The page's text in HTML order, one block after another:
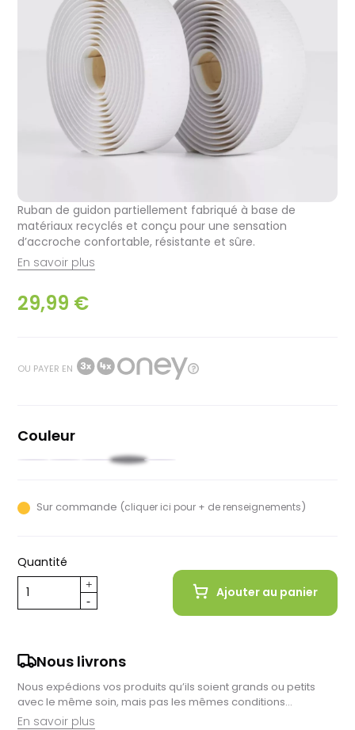
Ruban de guidon partiellement fabriqué à base de
matériaux recyclés et conçu pour une sensation
d’accroche confortable, résistante et sûre.
En savoir plus
29,99 €
OU PAYER EN
Couleur
BlancBleu
Sur commande (cliquer ici pour + de renseignements)
Quantité
Ajouter au panier
Nous livrons
Nous expédions vos produits qu’ils soient grands ou petits
avec le même soin, mais pas les mêmes conditions…
En savoir plus